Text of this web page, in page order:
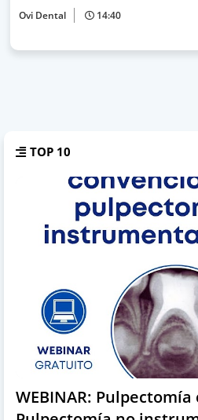
Ovi Dental 14:40
TOP 10
WEBINAR: